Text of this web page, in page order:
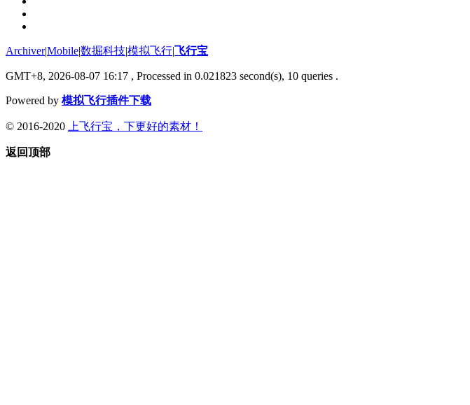
Archiver|Mobile|数掘科技|模拟飞行|飞行宝
GMT+8, 2026-08-07 16:17 , Processed in 0.021823 second(s), 10 queries .
Powered by 模拟飞行插件下载
© 2016-2020 上飞行宝，下更好的素材！
返回顶部